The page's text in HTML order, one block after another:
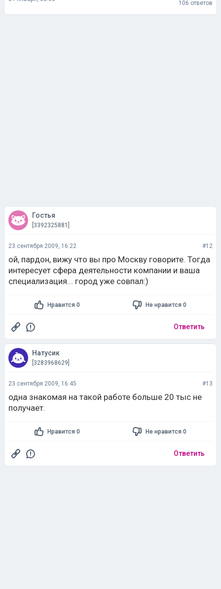
106 ответов
Гостья
[3392325881]
23 сентября 2009, 16:22 #12
ой, пардон, вижу что вы про Москву говорите. Тогда
интересует сфера деятельности компании и ваша
специализация... город уже совпал:)
Нравится 0 Не нравится 0
Ответить
Натусик
[3283968629]
23 сентября 2009, 16:45 #13
одна знакомая на такой работе больше 20 тыс не
получает.
Нравится 0 Не нравится 0
Ответить